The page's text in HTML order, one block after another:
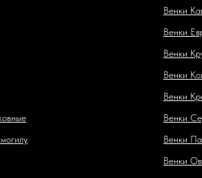
Венки
Венки
Венки
Венки
Венки
Венки
Венки
Венки